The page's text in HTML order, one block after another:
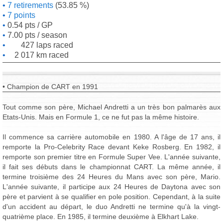
7 retirements (53.85 %)
7 points
0.54 pts / GP
7.00 pts / season
427 laps raced
2 017 km raced
• Champion de CART en 1991
Tout comme son père, Michael Andretti a un très bon palmarès aux
Etats-Unis. Mais en Formule 1, ce ne fut pas la même histoire.
Il commence sa carrière automobile en 1980. A l'âge de 17 ans, il
remporte la Pro-Celebrity Race devant Keke Rosberg. En 1982, il
remporte son premier titre en Formule Super Vee. L'année suivante,
il fait ses débuts dans le championnat CART. La même année, il
termine troisième des 24 Heures du Mans avec son père, Mario.
L'année suivante, il participe aux 24 Heures de Daytona avec son
père et parvient à se qualifier en pole position. Cependant, à la suite
d'un accident au départ, le duo Andretti ne termine qu'à la vingt-
quatrième place. En 1985, il termine deuxième à Elkhart Lake.